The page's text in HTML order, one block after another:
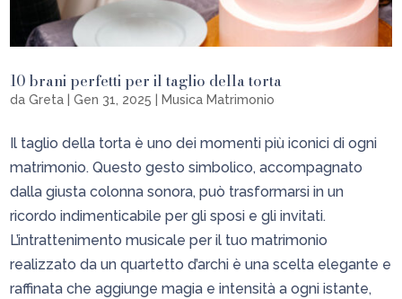
10 brani perfetti per il taglio della torta
daGreta |Gen 31, 2025 Musica Matrimonio
Il taglio della torta è uno dei momenti più iconici di ogni
matrimonio. Questo gesto simbolico, accompagnato
dalla giusta colonna sonora, può trasformarsi in un
ricordo indimenticabile per gli sposi e gli invitati.
L’intrattenimento musicale per il tuo matrimonio
realizzato da un quartetto d’archi è una scelta elegante e
raffinata che aggiunge magia e intensità a ogni istante,